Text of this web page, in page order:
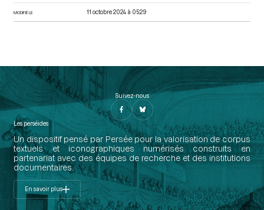
MODIFIÉ LE 11 octobre 2024 à 05:29
Suivez-nous
Les perséides
Un dispositif pensé par Persée pour la valorisation de corpus
textuels et iconographiques numérisés construits en
partenariat avec des équipes de recherche et des institutions
documentaires.
En savoir plus